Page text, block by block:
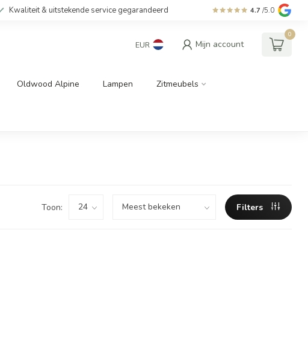
Kwaliteit & uitstekende service gegarandeerd 4.7 /5.0
EUR Mijn account
0
Oldwood Alpine Lampen Zitmeubels
Toon: Filters